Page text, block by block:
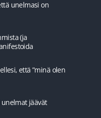
unelmasi on
(ja
että ”minä olen
unelmat jäävät